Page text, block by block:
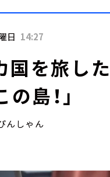
日 14:27
を旅し
島！」
んしゃん